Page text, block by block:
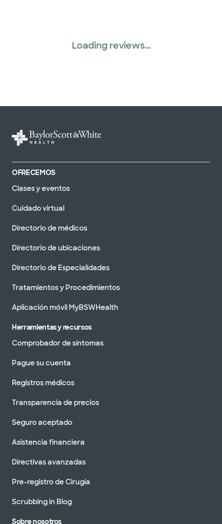
Loading reviews...
OFRECEMOS
Clases y eventos
Cuidado virtual
Directorio de médicos
Directorio de ubicaciones
Directorio de Especialidades
Tratamientos y Procedimientos
Aplicación móvil MyBSWHealth
Herramientas y recursos
Comprobador de síntomas
Pague su cuenta
Registros médicos
Transparencia de precios
Seguro aceptado
Asistencia financiera
Directivas avanzadas
Pre-registro de Cirugía
Scrubbing in Blog
Sobre nosotros